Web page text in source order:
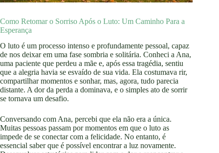
Como Retomar o Sorriso Após o Luto: Um Caminho Para a
Esperança
O luto é um processo intenso e profundamente pessoal, capaz
de nos deixar em uma fase sombria e solitária. Conheci a Ana,
uma paciente que perdeu a mãe e, após essa tragédia, sentiu
que a alegria havia se esvaído de sua vida. Ela costumava rir,
compartilhar momentos e sonhar, mas, agora, tudo parecia
distante. A dor da perda a dominava, e o simples ato de sorrir
se tornava um desafio.
Conversando com Ana, percebi que ela não era a única.
Muitas pessoas passam por momentos em que o luto as
impede de se conectar com a felicidade. No entanto, é
essencial saber que é possível encontrar a luz novamente.